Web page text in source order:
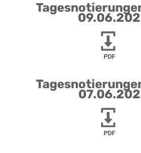
PDF
PDF